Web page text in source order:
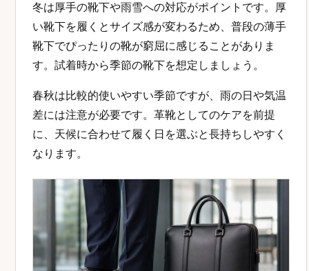
冬は厚手の靴下や雨雪への対応がポイントです。厚
い靴下を履くとサイズ感が変わるため、普段の薄手
靴下でぴったりの靴が窮屈に感じることがありま
す。試着時から季節の靴下を想定しましょう。
春秋は比較的使いやすい季節ですが、雨の日や気温
差には注意が必要です。革靴としてのケアを前提
に、天候に合わせて履く日を選ぶと長持ちしやすく
なります。